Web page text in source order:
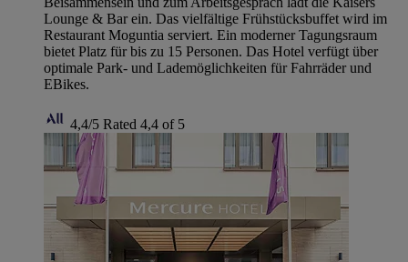
Lounge & Bar ein. Das vielfältige Frühstücksbuffet wird im
Restaurant Moguntia serviert. Ein moderner Tagungsraum
bietet Platz für bis zu 15 Personen. Das Hotel verfügt über
optimale Park- und Lademöglichkeiten für Fahrräder und
EBikes.
4,4/5 Rated 4,4 of 5